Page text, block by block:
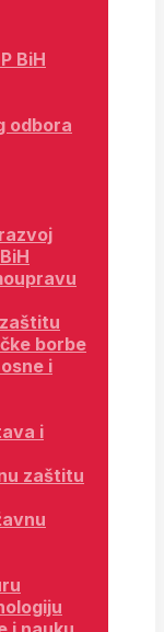
BiH
odbora
borbe
i
i
zaštitu